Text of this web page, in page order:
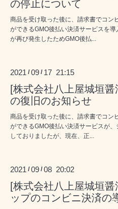
の停止について
商品を受け取った後に、請求書でコン
ができるGMO後払い決済サービスを
が再び発生したためGMO後払...
2021 /09 / 17 21:15
[株式会社八上屋城垣
の復旧のお知らせ
商品を受け取った後に、請求書でコン
ができるGMO後払い決済サービスが
しておりましたが、現在、正...
2021 /09 /08 20:02
[株式会社八上屋城垣
ップのコンビニ決済の